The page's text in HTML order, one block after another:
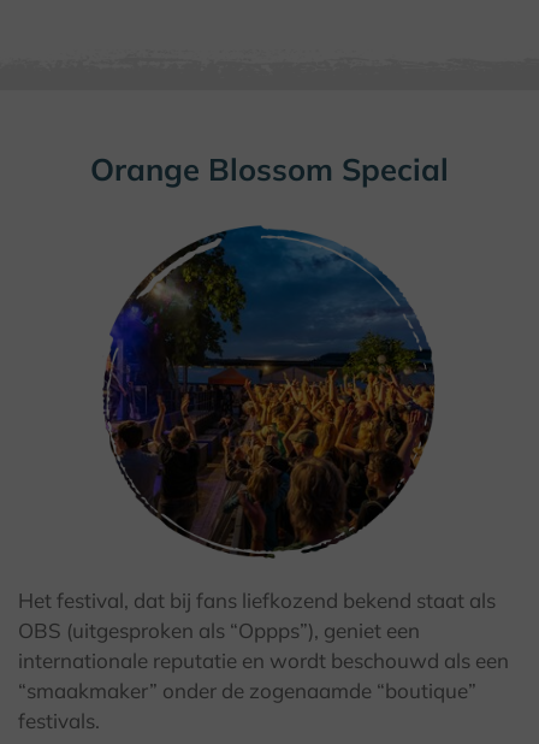
Orange Blossom Special
© Peter Schickert
Het festival, dat bij fans liefkozend bekend staat als
OBS (uitgesproken als “Oppps”), geniet een
internationale reputatie en wordt beschouwd als een
“smaakmaker” onder de zogenaamde “boutique”
festivals.